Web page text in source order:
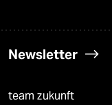
Newsletter
team zukunft